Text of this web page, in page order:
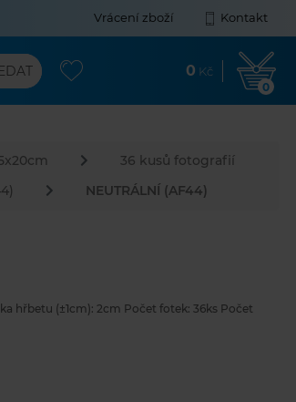
Vrácení zboží Kontakt
0 Kč
0
36 kusů fotografií
NEUTRÁLNÍ (AF44)
hřbetu (±1cm): 2cm Počet fotek: 36ks Počet